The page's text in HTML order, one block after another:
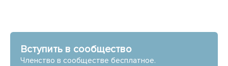
Вступить в сообщество
Членство в сообществе бесплатное.